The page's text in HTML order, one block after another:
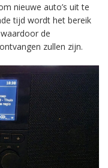
nieuwe auto’s uit te
tijd wordt het bereik
de
zullen zijn.